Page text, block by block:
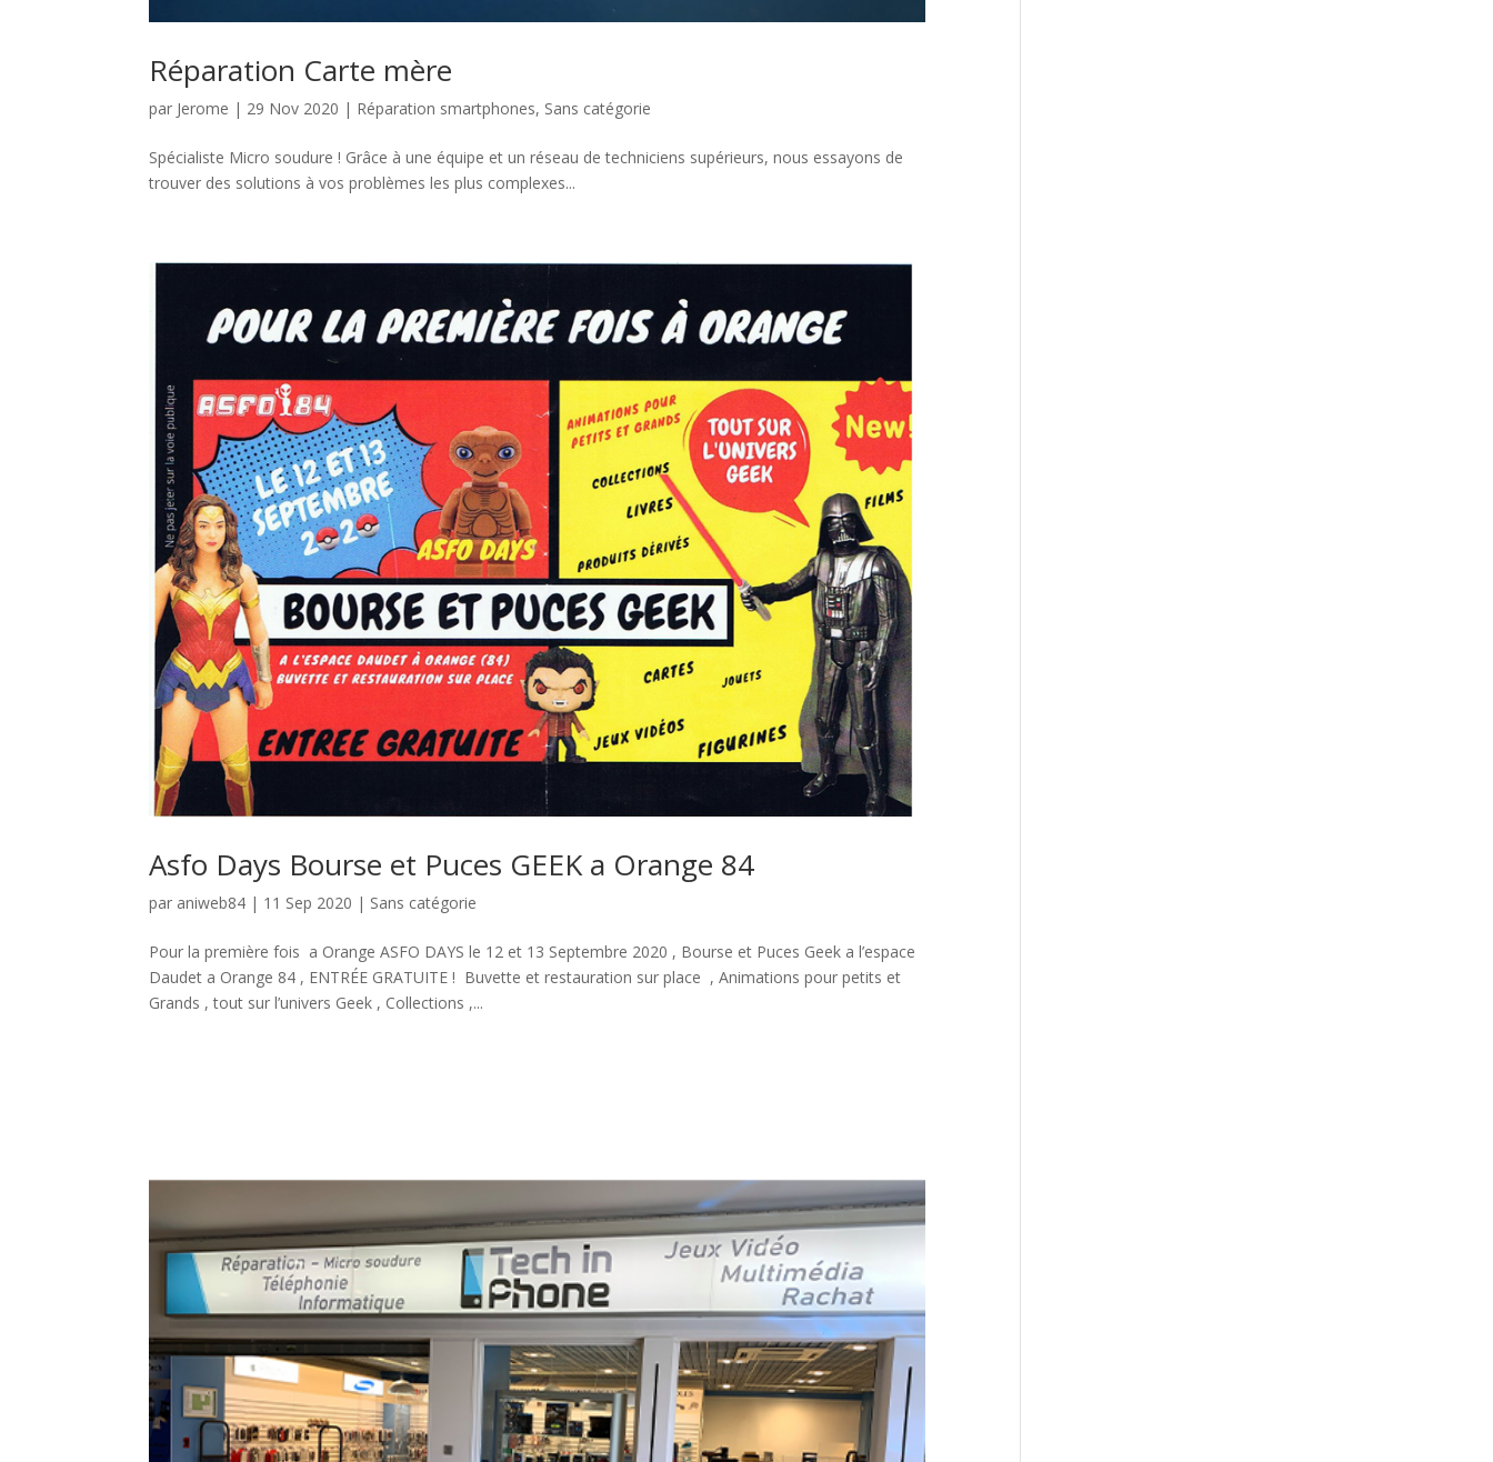
Réparation Carte mère
par Jerome | 29 Nov 2020 | Réparation smartphones, Sans catégorie
Spécialiste Micro soudure ! Grâce à une équipe et un réseau de techniciens supérieurs, nous essayons de
trouver des solutions à vos problèmes les plus complexes...
Asfo Days Bourse et Puces GEEK a Orange 84
par aniweb84 | 11 Sep 2020 | Sans catégorie
Pour la première fois a Orange ASFO DAYS le 12 et 13 Septembre 2020 , Bourse et Puces Geek a l’espace
Daudet a Orange 84 , ENTRÉE GRATUITE ! Buvette et restauration sur place , Animations pour petits et
Grands , tout sur l’univers Geek , Collections ,...